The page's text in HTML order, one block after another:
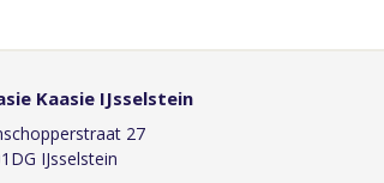
Kaasie IJsselstein
27
IJsselstein